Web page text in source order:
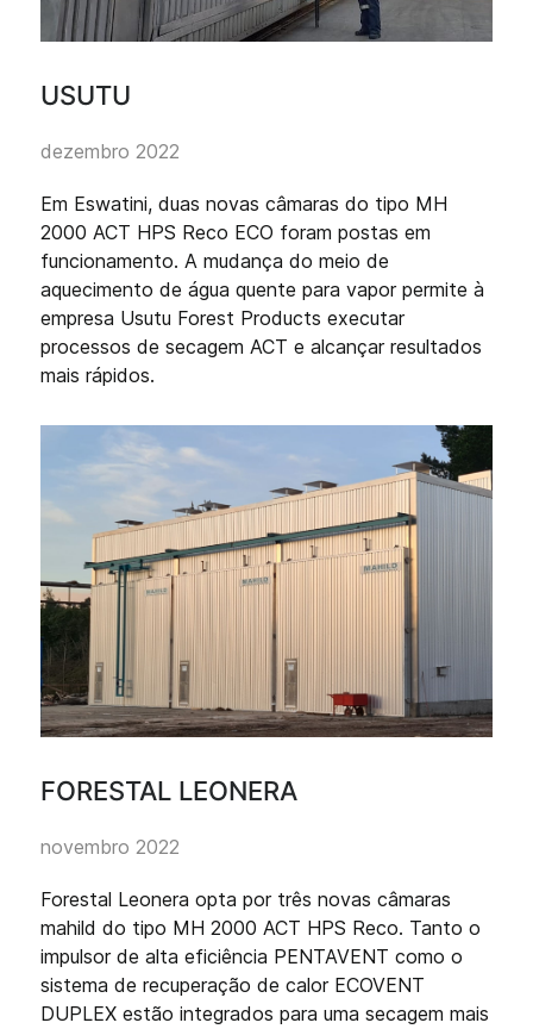
USUTU
dezembro 2022
Em Eswatini, duas novas câmaras do tipo MH
2000 ACT HPS Reco ECO foram postas em
funcionamento. A mudança do meio de
aquecimento de água quente para vapor permite à
empresa Usutu Forest Products executar
processos de secagem ACT e alcançar resultados
mais rápidos.
FORESTAL LEONERA
novembro 2022
Forestal Leonera opta por três novas câmaras
mahild do tipo MH 2000 ACT HPS Reco. Tanto o
impulsor de alta eficiência PENTAVENT como o
sistema de recuperação de calor ECOVENT
DUPLEX estão integrados para uma secagem mais